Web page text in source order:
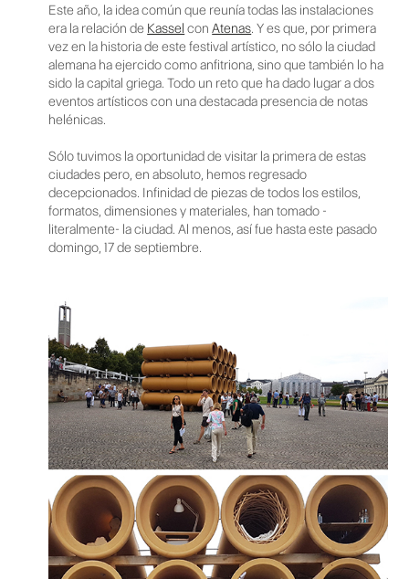
Este año, la idea común que reunía todas las instalaciones
era la relación de Kassel conAtenas. Y es que, por primera
vez en la historia de este festival artístico, no sólo la ciudad
alemana ha ejercido como anfitriona, sino que también lo ha
sido la capital griega. Todo un reto que ha dado lugar a dos
eventos artísticos con una destacada presencia de notas
helénicas.
Sólo tuvimos la oportunidad de visitar la primera de estas
ciudades pero, en absoluto, hemos regresado
decepcionados. Infinidad de piezas de todos los estilos,
formatos, dimensiones y materiales, han tomado -
literalmente- la ciudad. Al menos, así fue hasta este pasado
domingo, 17 de septiembre.